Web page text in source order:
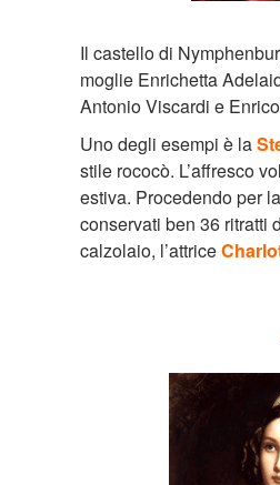
Il castello di
moglie Enrichetta
Antonio Viscardi e
Uno degli esempi è la
stile rococò. L’affresco
estiva. Procedendo per la
conservati ben 36 ritratti
calzolaio, l’attrice